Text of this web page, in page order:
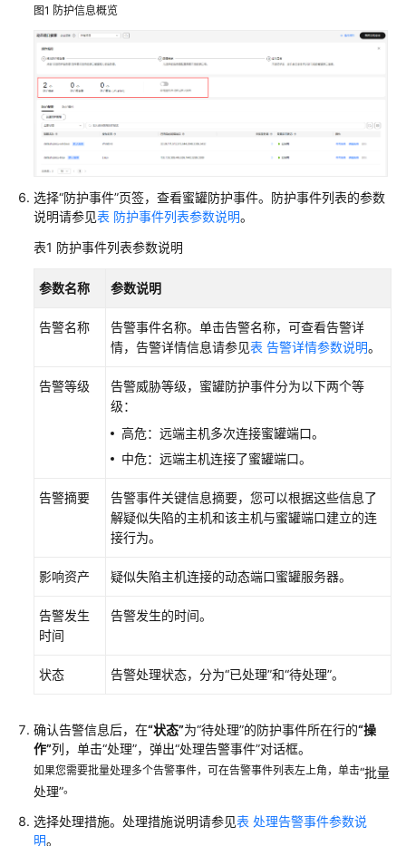
通
过
IAM
授
予
使
HSS
的
权
买
接
业
护
览
产
风
险
预
防
图1 防护信息概览
选择“防护事件”页签，查看蜜罐防护事件。防护事件列表的参数
说明请参见表 防护事件列表参数说明。
表1 防护事件列表参数说明
参数名称 参数说明
告警名称
告警事件名称。单击告警名称，可查看告警详
情，告警详情信息请参见表 告警详情参数说明。
告警等级
告警威胁等级，蜜罐防护事件分为以下两个等
级：
高危：远端主机多次连接蜜罐端口。
中危：远端主机连接了蜜罐端口。
告警摘要
告警事件关键信息摘要，您可以根据这些信息了
解疑似失陷的主机和该主机与蜜罐端口建立的连
接行为。
影响资产 疑似失陷主机连接的动态端口蜜罐服务器。
告警发生
时间
告警发生的时间。
状态 告警处理状态，分为“已处理”和“待处理”。
确认告警信息后，在“状态”为“待处理”的防护事件所在行的“操
作”列，单击“处理”，弹出“处理告警事件”对话框。
如果您需要批量处理多个告警事件，可在告警事件列表左上角，单击“批量
处理”。
选择处理措施。处理措施说明请参见表 处理告警事件参数说
明。